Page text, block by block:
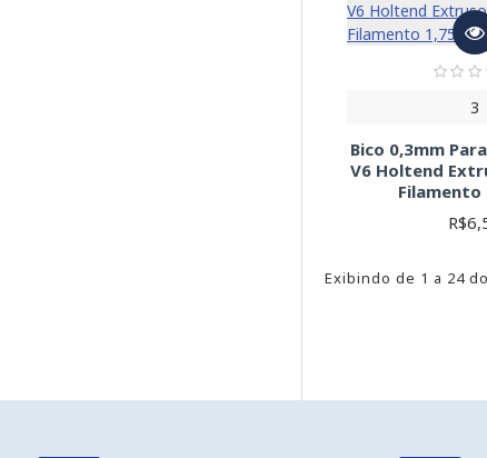
3
Bico 0,3mm
V6 Holtend
Filamento
Exibindo de 1 a 24